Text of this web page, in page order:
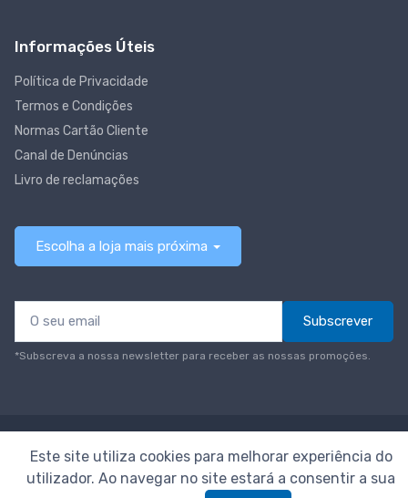
Informações Úteis
Política de Privacidade
Termos e Condições
Normas Cartão Cliente
Canal de Denúncias
Livro de reclamações
Escolha a loja mais próxima
Subscrever
*Subscreva a nossa newsletter para receber as nossas promoções.
© Todos os direitos reservadosNeomáquina
Este site utiliza cookies para melhorar experiência do
utilizador. Ao navegar no site estará a consentir a sua